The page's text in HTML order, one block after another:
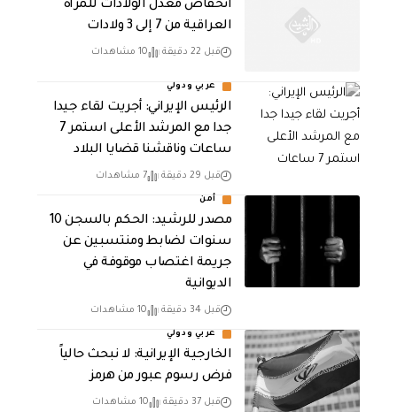
انخفاض معدل الولادات للمرأة
العراقية من 7 إلى 3 ولادات
قبل 22 دقيقة 10 مشاهدات
عربي ودولي
الرئيس الإيراني: أجريت لقاء جيدا
جدا مع المرشد الأعلى استمر 7
ساعات وناقشنا قضايا البلاد
قبل 29 دقيقة 7 مشاهدات
أمن
مصدر للرشيد: الحكم بالسجن 10
سنوات لضابط ومنتسبين عن
جريمة اغتصاب موقوفة في
الديوانية
قبل 34 دقيقة 10 مشاهدات
عربي ودولي
الخارجية الإيرانية: لا نبحث حالياً
فرض رسوم عبور من هرمز
قبل 37 دقيقة 10 مشاهدات